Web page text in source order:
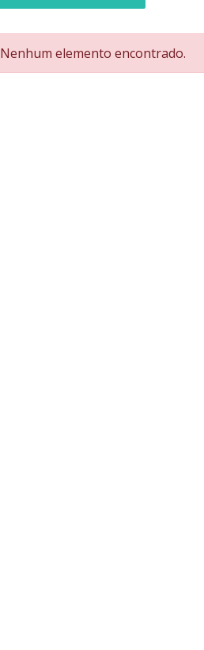
Nenhum elemento encontrado.